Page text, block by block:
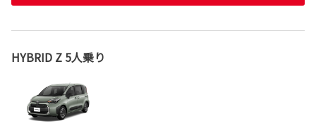
HYBRID Z 5人乗り